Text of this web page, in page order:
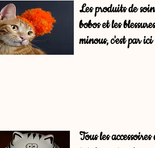
Les produits de
bobos et les
minous, c'est par
Tous les accessoires